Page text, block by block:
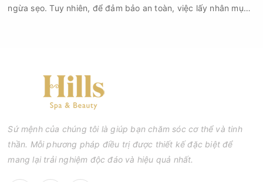
ngừa sẹo. Tuy nhiên, để đảm bảo an toàn, việc lấy nhân mụn
Sứ mệnh của chúng tôi là giúp bạn chăm sóc cơ thể và tinh
thần. Mỗi phương pháp điều trị được thiết kế đặc biệt để
mang lại trải nghiệm độc đáo và hiệu quả nhất.